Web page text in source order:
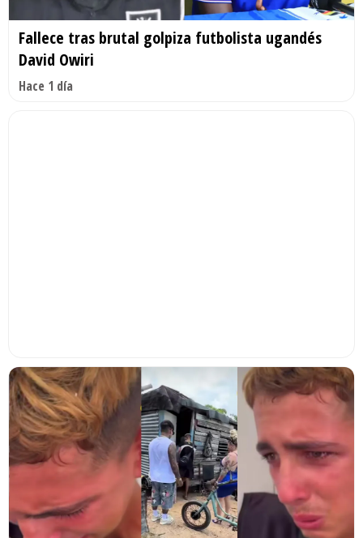
Fallece tras brutal golpiza futbolista ugandés
David Owiri
Hace 1 día